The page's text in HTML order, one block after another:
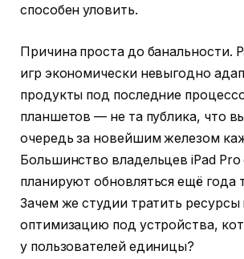
способен уловить.
Причина проста до банальности.
игр экономически невыгодно
продукты под последние
планшетов — не та публика, что
очередь за новейшим железом
Большинство владельцев iPad Pro
планируют обновляться ещё года
Зачем же студии тратить ресурсы
оптимизацию под устройства,
у пользователей единицы?